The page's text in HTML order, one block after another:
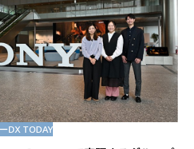
DX TODAY